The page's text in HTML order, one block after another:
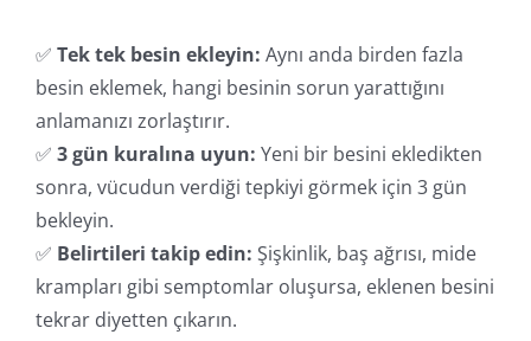
✅ Tek tek besin ekleyin: Aynı anda birden fazla
besin eklemek, hangi besinin sorun yarattığını
anlamanızı zorlaştırır.
✅ 3 gün kuralına uyun: Yeni bir besini ekledikten
sonra, vücudun verdiği tepkiyi görmek için 3 gün
bekleyin.
✅ Belirtileri takip edin: Şişkinlik, baş ağrısı, mide
krampları gibi semptomlar oluşursa, eklenen besini
tekrar diyetten çıkarın.